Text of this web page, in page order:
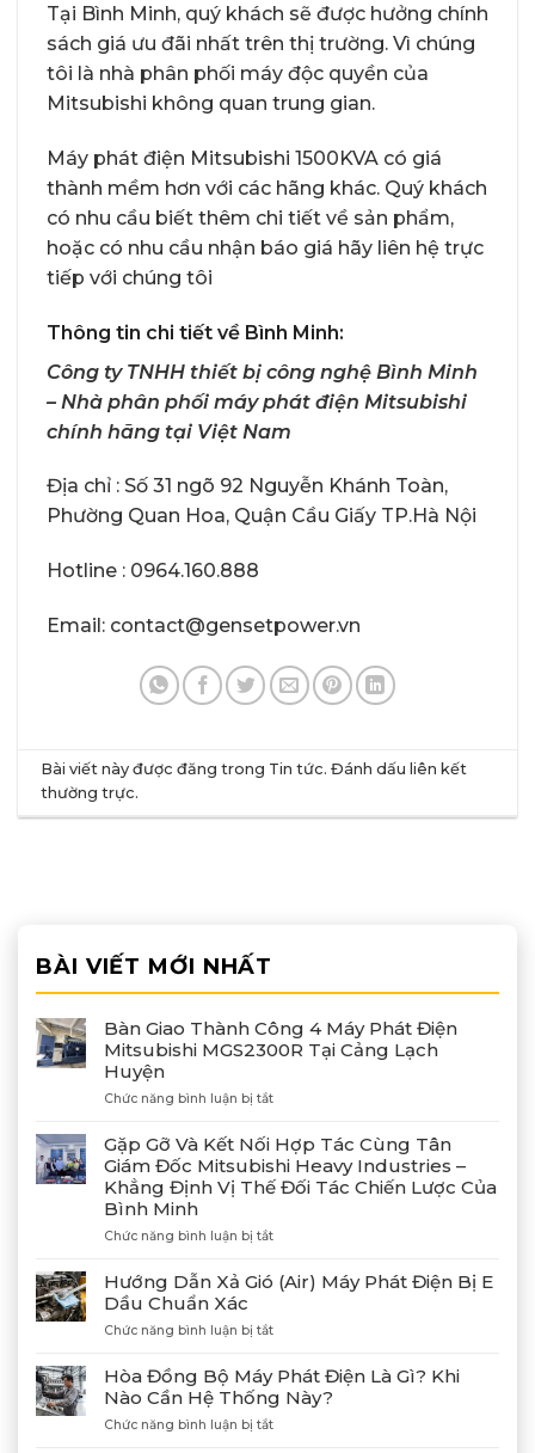
Tại Bình Minh, quý khách sẽ được hưởng chính
sách giá ưu đãi nhất trên thị trường. Vì chúng
tôi là nhà phân phối máy độc quyền của
Mitsubishi không quan trung gian.
Máy phát điện Mitsubishi 1500KVA có giá
thành mềm hơn với các hãng khác. Quý khách
có nhu cầu biết thêm chi tiết về sản phẩm,
hoặc có nhu cầu nhận báo giá hãy liên hệ trực
tiếp với chúng tôi
Thông tin chi tiết về Bình Minh:
Công ty TNHH thiết bị công nghệ Bình Minh
– Nhà phân phối máy phát điện Mitsubishi
chính hãng tại Việt Nam
Địa chỉ : Số 31 ngõ 92 Nguyễn Khánh Toàn,
Phường Quan Hoa, Quận Cầu Giấy TP.Hà Nội
Hotline : 0964.160.888
Email: contact@gensetpower.vn
Bài viết này được đăng trong Tin tức. Đánh dấu liên kết
thường trực.
BÀI VIẾT MỚI NHẤT
Bàn Giao Thành Công 4 Máy Phát Điện
Mitsubishi MGS2300R Tại Cảng Lạch
Huyện
Chức năng bình luận bị tắtở
Giao
Thành
Công
4
Phát
MGS2300R
Cảng
Gặp Gỡ Và Kết Nối Hợp Tác Cùng Tân
Giám Đốc Mitsubishi Heavy Industries –
Khẳng Định Vị Thế Đối Tác Chiến Lược Của
Bình Minh
Chức năng bình luận bị tắtở
Gỡ
Và
Nối
Tác
Cùng
Tân
Giám
Hướng Dẫn Xả Gió (Air) Máy Phát Điện Bị E
Dầu Chuẩn Xác
Chức năng bình luận bị tắtở
Dẫn
Xả
Gió
(Air)
Hòa Đồng Bộ Máy Phát Điện Là Gì? Khi
Nào Cần Hệ Thống Này?
Chức năng bình luận bị tắtở